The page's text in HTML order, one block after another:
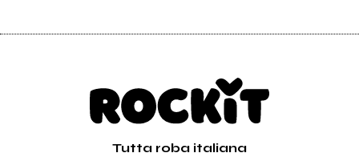
Tutta roba italiana